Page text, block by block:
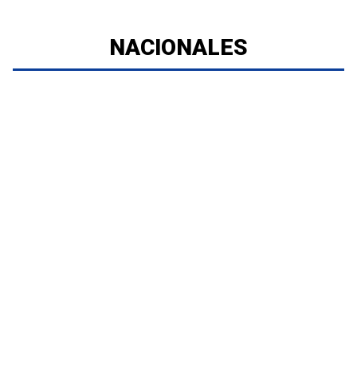
NACIONALES